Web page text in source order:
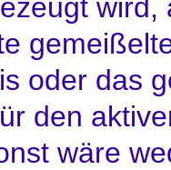
oder das
den
wäre